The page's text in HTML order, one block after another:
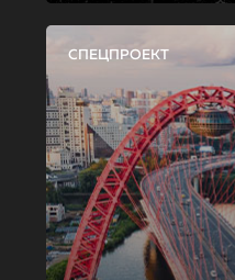
СПЕЦПРОЕКТ